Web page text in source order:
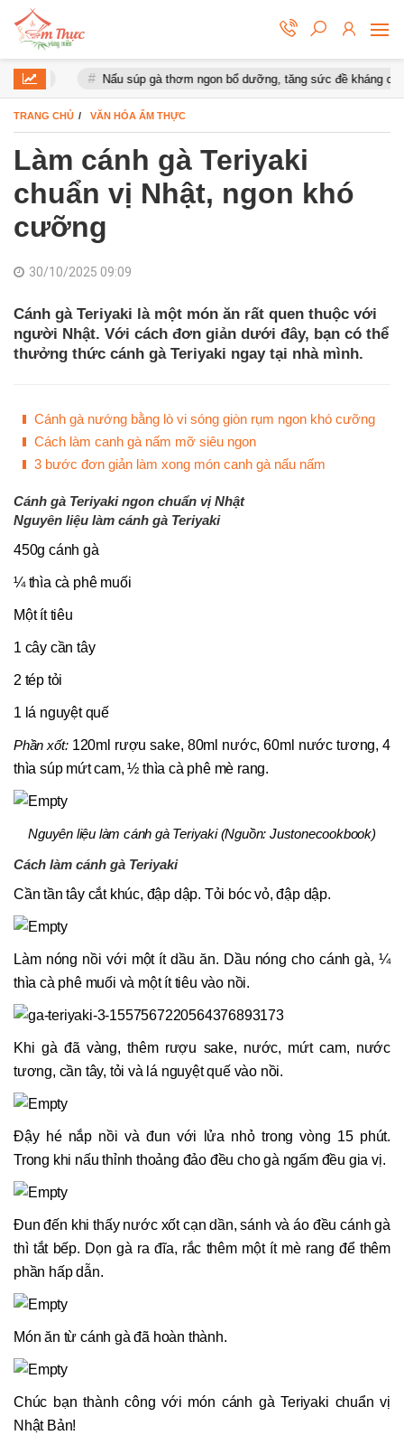
Nấu súp gà thơm ngon bổ dưỡng, tăng sức đề kháng cho cơ
TRANG CHỦ VĂN HÓA ẨM THỰC
Làm cánh gà Teriyaki
chuẩn vị Nhật, ngon khó
cưỡng
30/10/2025 09:09
Cánh gà Teriyaki là một món ăn rất quen thuộc với
người Nhật. Với cách đơn giản dưới đây, bạn có thể
thưởng thức cánh gà Teriyaki ngay tại nhà mình.
Cánh gà nướng bằng lò vi sóng giòn rụm ngon khó cưỡng
Cách làm canh gà nấm mỡ siêu ngon
3 bước đơn giản làm xong món canh gà nấu nấm
Cánh gà Teriyaki ngon chuẩn vị Nhật
Nguyên liệu làm cánh gà Teriyaki
450g cánh gà
¼ thìa cà phê muối
Một ít tiêu
1 cây cần tây
2 tép tỏi
1 lá nguyệt quế
Phần xốt:120ml rượu sake, 80ml nước, 60ml nước tương, 4
thìa súp mứt cam, ½ thìa cà phê mè rang.
Nguyên liệu làm cánh gà Teriyaki (Nguồn: Justonecookbook)
Cách làm cánh gà Teriyaki
Cần tần tây cắt khúc, đập dập. Tỏi bóc vỏ, đập dập.
Làm nóng nồi với một ít dầu ăn. Dầu nóng cho cánh gà, ¼
thìa cà phê muối và một ít tiêu vào nồi.
Khi gà đã vàng, thêm rượu sake, nước, mứt cam, nước
tương, cần tây, tỏi và lá nguyệt quế vào nồi.
Đậy hé nắp nồi và đun với lửa nhỏ trong vòng 15 phút.
Trong khi nấu thỉnh thoảng đảo đều cho gà ngấm đều gia vị.
Đun đến khi thấy nước xốt cạn dần, sánh và áo đều cánh gà
thì tắt bếp. Dọn gà ra đĩa, rắc thêm một ít mè rang để thêm
phần hấp dẫn.
Món ăn từ cánh gà đã hoàn thành.
Chúc bạn thành công với món cánh gà Teriyaki chuẩn vị
Nhật Bản!